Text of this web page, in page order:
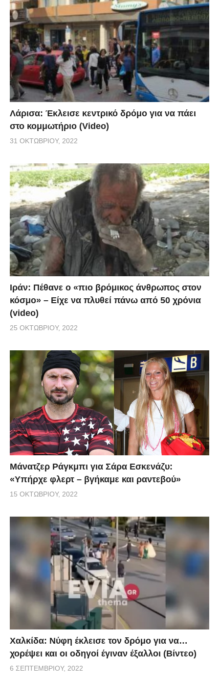
Λάρισα: Έκλεισε κεντρικό δρόμο για να πάει
στο κομμωτήριο (Video)
31 ΟΚΤΩΒΡΊΟΥ, 2022
Ιράν: Πέθανε ο «πιο βρόμικος άνθρωπος στον
κόσμο» – Είχε να πλυθεί πάνω από 50 χρόνια
(video)
25 ΟΚΤΩΒΡΊΟΥ, 2022
Μάνατζερ Ράγκμπι για Σάρα Εσκενάζυ:
«Υπήρχε φλερτ – βγήκαμε και ραντεβού»
15 ΟΚΤΩΒΡΊΟΥ, 2022
Χαλκίδα: Νύφη έκλεισε τον δρόμο για να…
χορέψει και οι οδηγοί έγιναν έξαλλοι (Βίντεο)
6 ΣΕΠΤΕΜΒΡΊΟΥ, 2022